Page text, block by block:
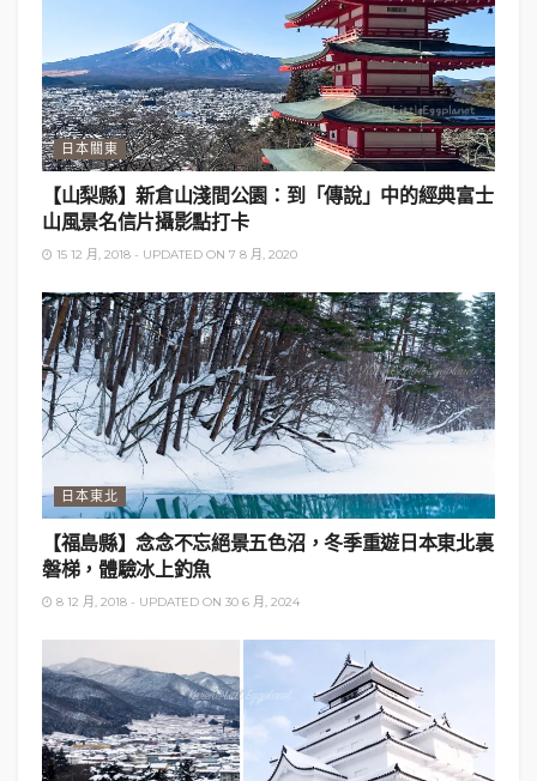
3. 長壽路站：西關上下九、永慶
坊
日本關東
【山梨縣】新倉山淺間公園：到「傳說」中的經典富士
山風景名信片攝影點打卡
15 12 月, 2018 - UPDATED ON 7 8 月, 2020
日本東北
【福島縣】念念不忘絕景五色沼，冬季重遊日本東北裏
磐梯，體驗冰上釣魚
8 12 月, 2018 - UPDATED ON 30 6 月, 2024